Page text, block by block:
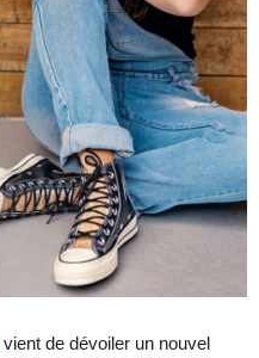
vient de dévoiler un nouvel